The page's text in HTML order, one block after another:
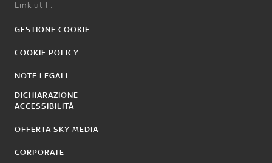
Link utili:
GESTIONE COOKIE
COOKIE POLICY
NOTE LEGALI
DICHIARAZIONE
ACCESSIBILITÀ
OFFERTA SKY MEDIA
CORPORATE